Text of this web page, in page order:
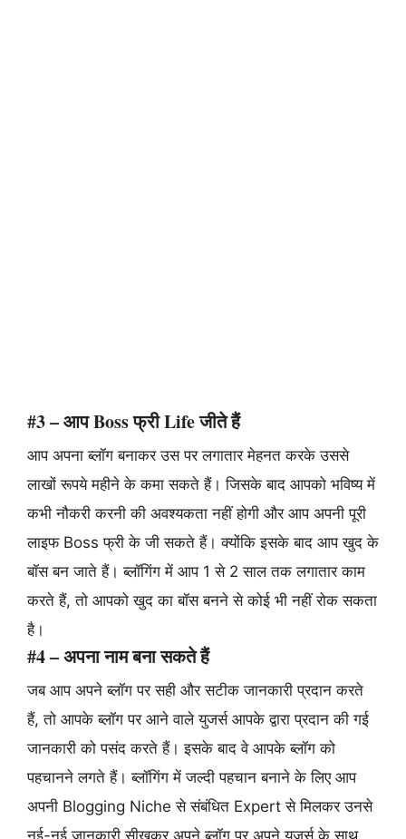
#3 – आप Boss फ्री Life जीते हैं
आप अपना ब्लॉग बनाकर उस पर लगातार मेहनत करके उससे
लाखों रूपये महीने के कमा सकते हैं। जिसके बाद आपको भविष्य में
कभी नौकरी करनी की अवश्यकता नहीं होगी और आप अपनी पूरी
लाइफ Boss फ्री के जी सकते हैं। क्योंकि इसके बाद आप खुद के
बॉस बन जाते हैं। ब्लॉगिंग में आप 1 से 2 साल तक लगातार काम
करते हैं, तो आपको खुद का बॉस बनने से कोई भी नहीं रोक सकता
है।
#4 – अपना नाम बना सकते हैं
जब आप अपने ब्लॉग पर सही और सटीक जानकारी प्रदान करते
हैं, तो आपके ब्लॉग पर आने वाले युजर्स आपके द्वारा प्रदान की गई
जानकारी को पसंद करते हैं। इसके बाद वे आपके ब्लॉग को
पहचानने लगते हैं। ब्लॉगिंग में जल्दी पहचान बनाने के लिए आप
अपनी Blogging Niche से संबंधित Expert से मिलकर उनसे